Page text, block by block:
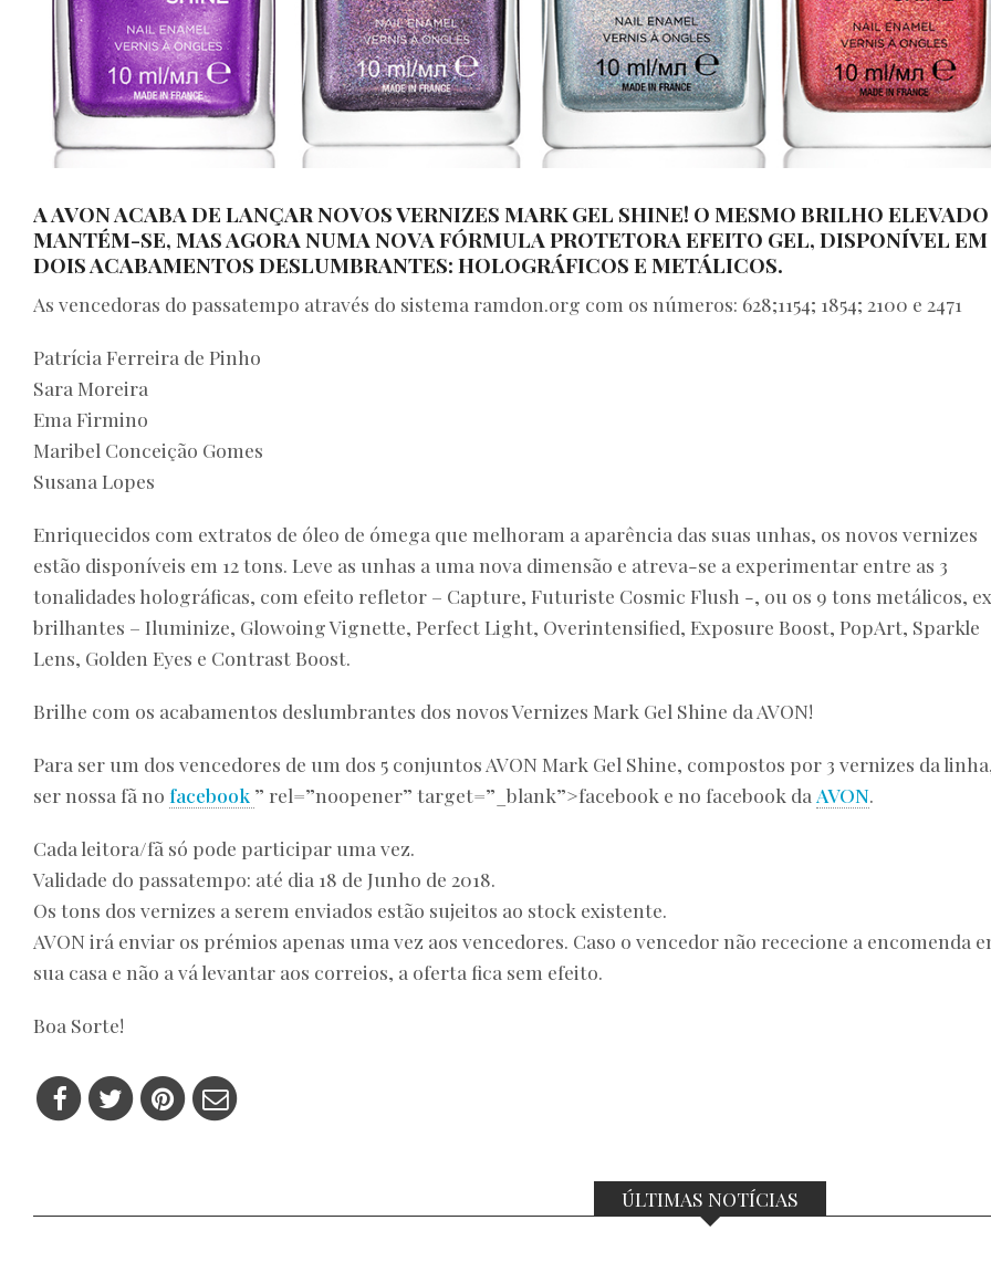
A AVON ACABA DE LANÇAR NOVOS VERNIZES MARK GEL SHINE! O MESMO BRILHO ELEVADO
MANTÉM-SE, MAS AGORA NUMA NOVA FÓRMULA PROTETORA EFEITO GEL, DISPONÍVEL EM
DOIS ACABAMENTOS DESLUMBRANTES: HOLOGRÁFICOS E METÁLICOS.
As vencedoras do passatempo através do sistema ramdon.org com os números: 628;1154; 1854; 2100 e 2471
Patrícia Ferreira de Pinho
Sara Moreira
Ema Firmino
Maribel Conceição Gomes
Susana Lopes
Enriquecidos com extratos de óleo de ómega que melhoram a aparência das suas unhas, os novos vernizes
estão disponíveis em 12 tons. Leve as unhas a uma nova dimensão e atreva-se a experimentar entre as 3
tonalidades holográficas, com efeito refletor – Capture, Futuriste Cosmic Flush -, ou os 9 tons metálicos,
brilhantes – Iluminize, Glowoing Vignette, Perfect Light, Overintensified, Exposure Boost, PopArt, Sparkle
Lens, Golden Eyes e Contrast Boost.
Brilhe com os acabamentos deslumbrantes dos novos Vernizes Mark Gel Shine da AVON!
Para ser um dos vencedores de um dos 5 conjuntos AVON Mark Gel Shine, compostos por 3 vernizes da
ser nossa fã no facebook ” rel=”noopener” target=”_blank”>facebook e no facebook da AVON.
Cada leitora/fã só pode participar uma vez.
Validade do passatempo: até dia 18 de Junho de 2018.
Os tons dos vernizes a serem enviados estão sujeitos ao stock existente.
AVON irá enviar os prémios apenas uma vez aos vencedores. Caso o vencedor não rececione a encomenda
sua casa e não a vá levantar aos correios, a oferta fica sem efeito.
Boa Sorte!
ÚLTIMAS NOTÍCIAS